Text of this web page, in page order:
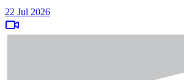
22 Jul 2026